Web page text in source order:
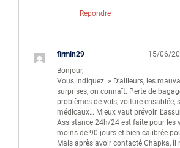
Répondre
firmin29
15/06/
Bonjour,
Vous indiquez » D’ailleurs, les
surprises, on connaît. Perte de
problèmes de vols, voiture ensablée,
médicaux… Mieux vaut prévoir.
Assistance 24h/24 est faite pour les
moins de 90 jours et bien calibrée
Mais après avoir contacté Chapka, il